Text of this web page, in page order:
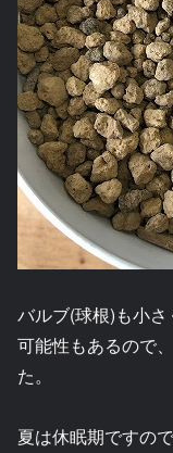
バルブ(球根)も小
可能性もあるので
た。
夏は休眠期ですの